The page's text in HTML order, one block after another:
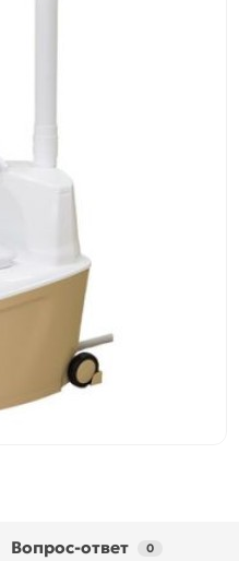
Вопрос-ответ 0